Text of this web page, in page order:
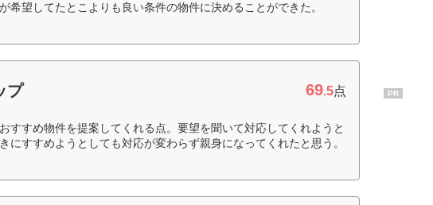
希望してたとこよりも良い条件の物件に決めることができた。
プ 69.5点
すすめ物件を提案してくれる点。要望を聞いて対応してくれようと
にすすめようとしても対応が変わらず親身になってくれたと思う。
PR